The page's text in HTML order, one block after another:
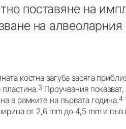
поставяне на
на алвеоларния
костна загуба засяга
пластина.3 Проучвания
в рамките на първата година.4
от 2,6 mm до 4,5 mm и